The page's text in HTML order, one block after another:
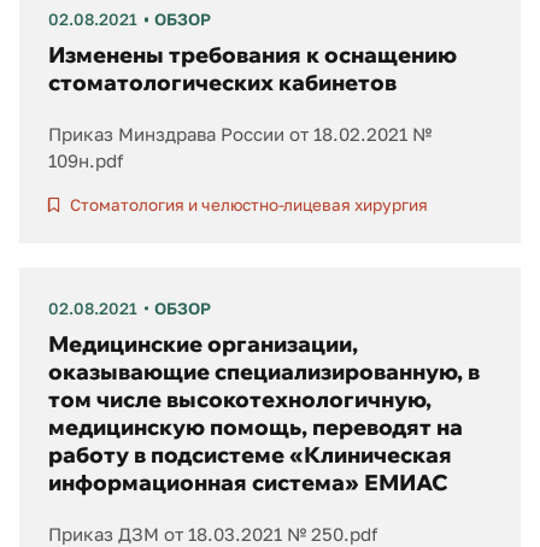
02.08.2021 ОБЗОР
Изменены требования к оснащению
стоматологических кабинетов
Приказ Минздрава России от 18.02.2021 №
109н.pdf
Стоматология и челюстно-лицевая хирургия
02.08.2021 ОБЗОР
Медицинские организации,
оказывающие специализированную, в
том числе высокотехнологичную,
медицинскую помощь, переводят на
работу в подсистеме «Клиническая
информационная система» ЕМИАС
Приказ ДЗМ от 18.03.2021 № 250.pdf